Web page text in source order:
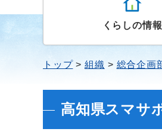
くらしの情報
トップ 組織 総合企画
高知県スマサ